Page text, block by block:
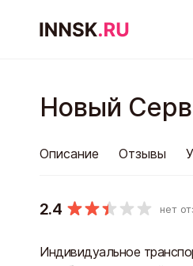
Новый
Описание Отзывы
2.4 нет
Индивидуальное